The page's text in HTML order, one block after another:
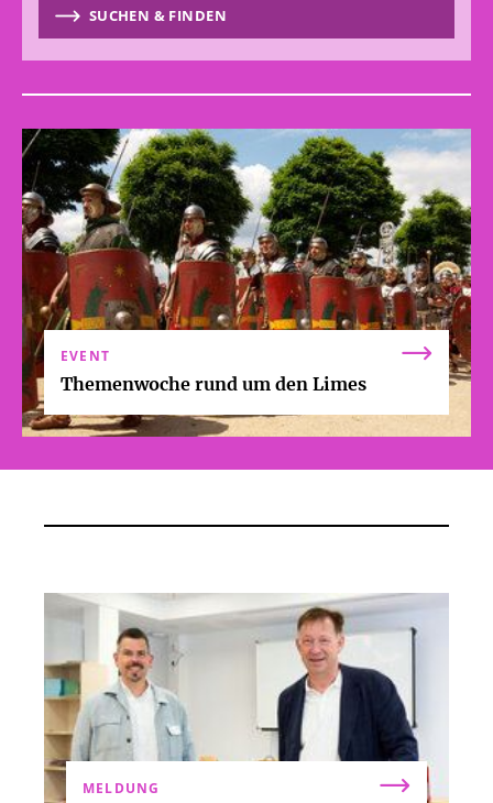
SUCHEN & FINDEN
EVENT
Themenwoche rund um den Limes
MELDUNG